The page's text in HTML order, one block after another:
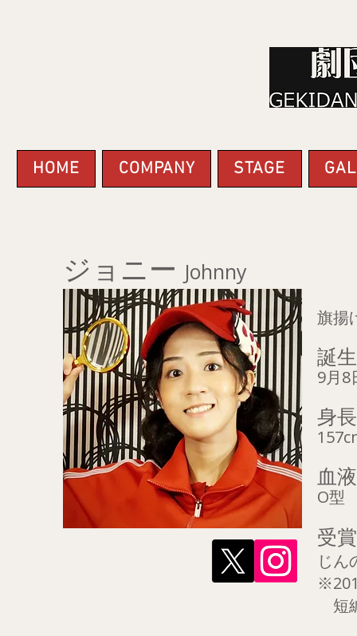
HOME COMPANY STAGE
ジョニー Johnny
旗揚
誕
9月8
身長
血
O型
受
じん
短編